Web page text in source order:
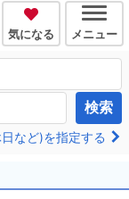
気になる メニュー
検索
など)を指定する